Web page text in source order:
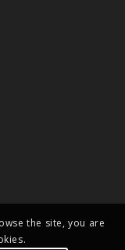
the site, you are